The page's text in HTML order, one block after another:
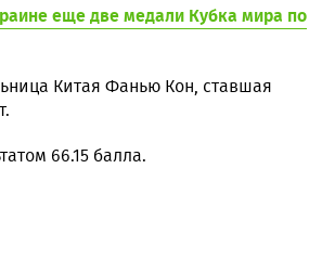
еще две медали Кубка мира по
Китая Фанью Кон, ставшая
66.15 балла.